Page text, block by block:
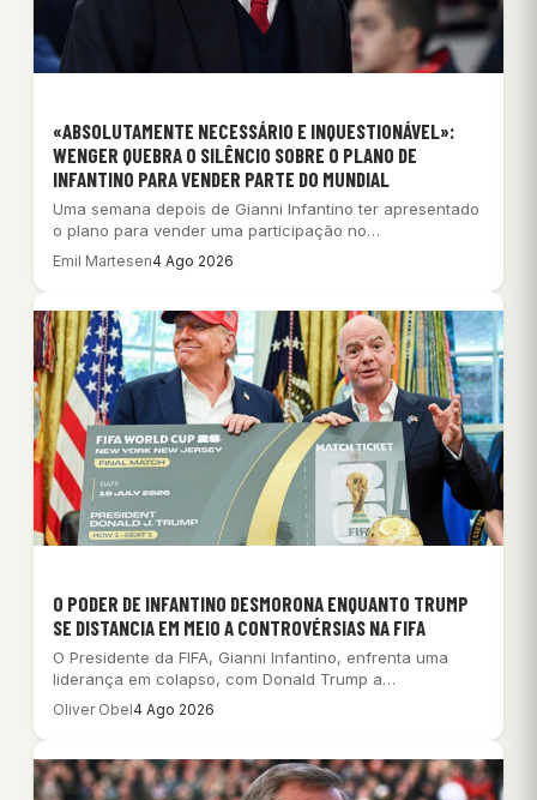
«ABSOLUTAMENTE NECESSÁRIO E INQUESTIONÁVEL»:
WENGER QUEBRA O SILÊNCIO SOBRE O PLANO DE
INFANTINO PARA VENDER PARTE DO MUNDIAL
Uma semana depois de Gianni Infantino ter apresentado
o plano para vender uma participação no…
Emil Martesen4 Ago 2026
O PODER DE INFANTINO DESMORONA ENQUANTO TRUMP
SE DISTANCIA EM MEIO A CONTROVÉRSIAS NA FIFA
O Presidente da FIFA, Gianni Infantino, enfrenta uma
liderança em colapso, com Donald Trump a…
Oliver Obel4 Ago 2026